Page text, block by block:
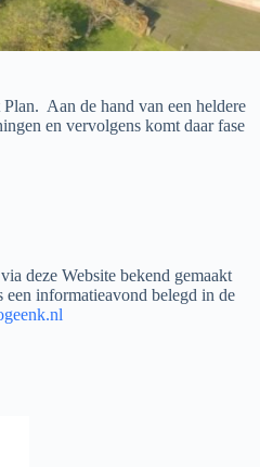
Aan de hand van een heldere
en vervolgens komt daar fase
deze Website bekend gemaakt
informatieavond belegd in de